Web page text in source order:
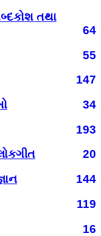
તથા
64
55
147
34
193
20
144
119
16